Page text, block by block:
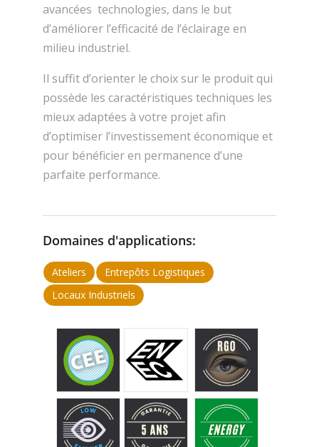
avancées technologies, dans le but
d’améliorer l’efficacité de l’éclairage en
milieu industriel.
Il suffit d’orienter le choix sur le produit qui
possède les caractéristiques techniques les
mieux adaptées à votre projet afin
d’optimiser l’investissement économique et
pour bénéficier en permanence d’une
parfaite performance.
Domaines d'applications:
Ateliers
Entrepôts Logistiques
Locaux Industriels